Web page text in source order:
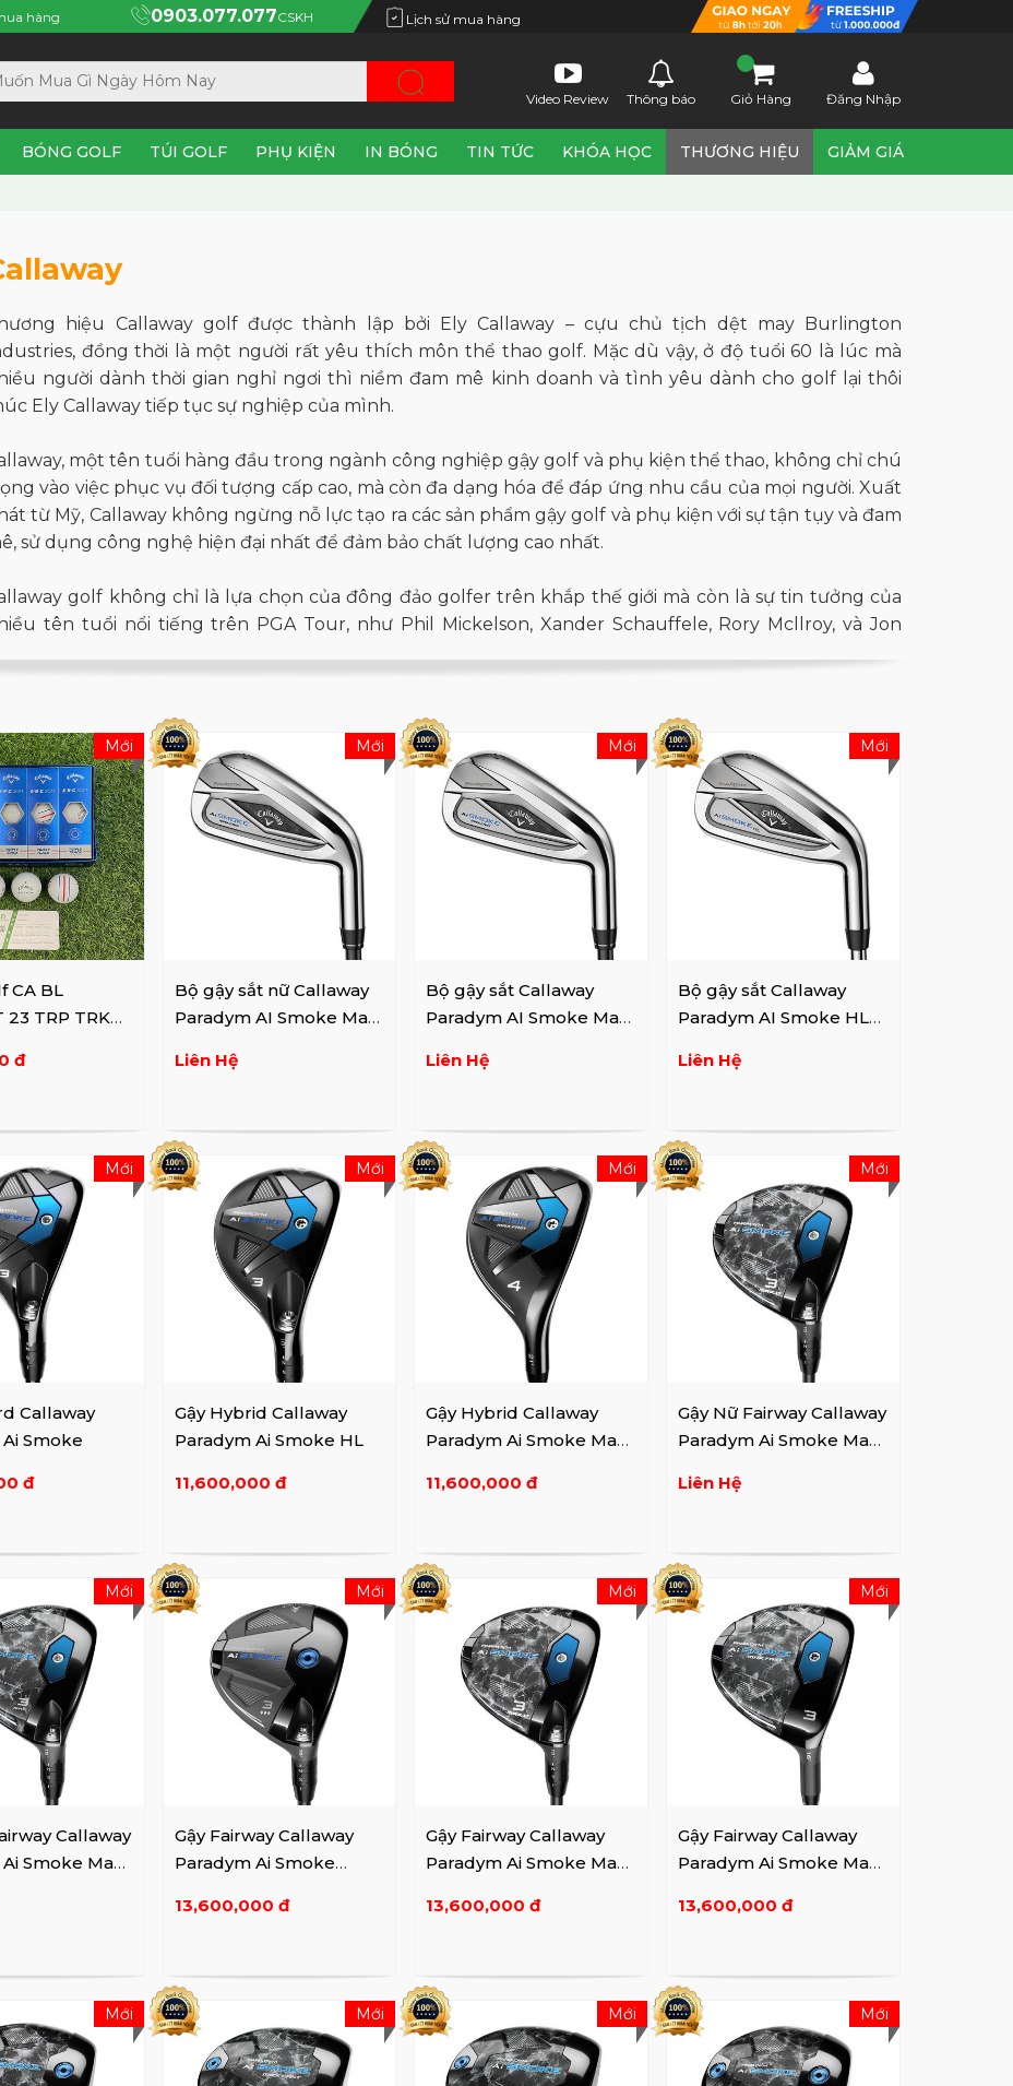
hàng 0903.077.077CSKH Lịch sử mua hàng
Video Review Thông báo Giỏ Hàng Đăng Nhập
BÓNG GOLF TÚI GOLF PHỤ KIỆN IN BÓNG TIN TỨC KHÓA HỌC THƯƠNG HIỆU GIẢM GIÁ
hiệu Callaway golfđược thành lập bởi Ely Callaway – cựu chủ tịch dệt may Burlington
đồng thời là một người rất yêu thích môn thể thao golf. Mặc dù vậy, ở độ tuổi 60 là lúc mà
người dành thời gian nghỉ ngơi thì niềm đam mê kinh doanh và tình yêu dành cho golf lại thôi
Ely Callaway tiếp tục sự nghiệp của mình.
một tên tuổi hàng đầu trong ngành công nghiệp gậy golf và phụ kiện thể thao, không chỉ chú
vào việc phục vụ đối tượng cấp cao, mà còn đa dạng hóa để đáp ứng nhu cầu của mọi người. Xuất
từ Mỹ, Callaway không ngừng nỗ lực tạo ra các sản phẩm gậy golf và phụ kiện với sự tận tụy và đam
sử dụng công nghệ hiện đại nhất để đảm bảo chất lượng cao nhất.
golf không chỉ là lựa chọn của đông đảo golfer trên khắp thế giới mà còn là sự tin tưởng của
tên tuổi nổi tiếng trên PGA Tour, như Phil Mickelson, Xander Schauffele, Rory Mcllroy, và Jon
hơn 40 năm phát triển, Callaway không chỉ sản xuất gậy golf mà còn là địa chỉ đáng tin cậy cho bóng
và phụ kiện thời trang thể thao. Sự hấp dẫn của thương hiệu này không chỉ nằm ở chất lượng sản
mà còn ở sự chăm sóc đặc biệt đối với trải nghiệm của người chơi, làm nên tên tuổi lừng danh của
trong làng golf thế giới.
CA BL
23 TRP TRK
đ
Mới
Bộ gậy sắt nữ Callaway
Paradym AI Smoke Max
Liên Hệ
Mới
Bộ gậy sắt Callaway
Paradym AI Smoke Max
Liên Hệ
Mới
Bộ gậy sắt Callaway
Paradym AI Smoke HL
Liên Hệ
Mới
Callaway
Smoke
đ
Mới
Gậy Hybrid Callaway
Paradym Ai Smoke HL
11,600,000 đ
Mới
Gậy Hybrid Callaway
Paradym Ai Smoke Max
11,600,000 đ
Mới
Gậy Nữ Fairway Callaway
Paradym Ai Smoke Max
Liên Hệ
Mới
Callaway
Smoke Max
Mới
Gậy Fairway Callaway
Paradym Ai Smoke
13,600,000 đ
Mới
Gậy Fairway Callaway
Paradym Ai Smoke Max
13,600,000 đ
Mới
Gậy Fairway Callaway
Paradym Ai Smoke Max
13,600,000 đ
Mới
Mới Mới Mới Mới